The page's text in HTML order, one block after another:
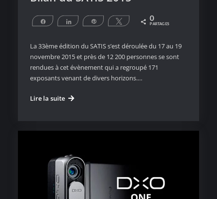
Partagez Partagez Épingle Tweetez 0
PARTAGES
La 33ème édition du SATIS s’est déroulée du 17 au 19
novembre 2015 et près de 12 200 personnes se sont
rendues à cet évènement qui a regroupé 171
exposants venant de divers horizons.…
Lire la suiteBilan
2015